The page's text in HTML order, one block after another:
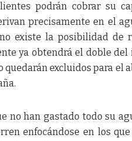
podrán cobrar su
precisamente en el
existe la posibilidad de
ya obtendrá el doble
quedarán excluidos para el
no han gastado todo su
enfocándose en los